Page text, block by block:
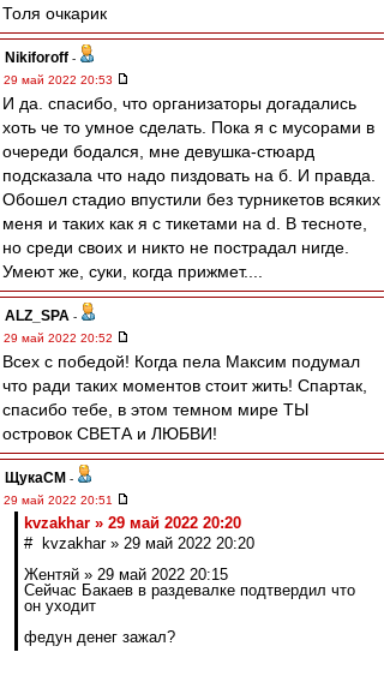
Толя очкарик
Nikiforoff -
29 май 2022 20:53
И да. спасибо, что организаторы догадались
хоть че то умное сделать. Пока я с мусорами в
очереди бодался, мне девушка-стюард
подсказала что надо пиздовать на б. И правда.
Обошел стадио впустили без турникетов всяких
меня и таких как я с тикетами на d. В тесноте,
но среди своих и никто не пострадал нигде.
Умеют же, суки, когда прижмет....
ALZ_SPA -
29 май 2022 20:52
Всех с победой! Когда пела Максим подумал
что ради таких моментов стоит жить! Спартак,
спасибо тебе, в этом темном мире ТЫ
островок СВЕТА и ЛЮБВИ!
ЩукаСМ -
29 май 2022 20:51
kvzakhar » 29 май 2022 20:20
# kvzakhar » 29 май 2022 20:20
Жентяй » 29 май 2022 20:15
Сейчас Бакаев в раздевалке подтвердил что
он уходит
федун денег зажал?